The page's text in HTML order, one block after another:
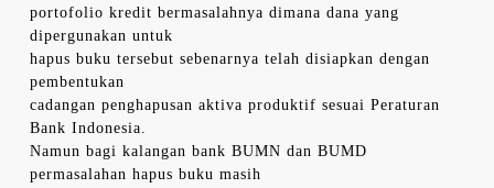
portofolio kredit bermasalahnya dimana dana yang
dipergunakan untuk
hapus buku tersebut sebenarnya telah disiapkan dengan
pembentukan
cadangan penghapusan aktiva produktif sesuai Peraturan
Bank Indonesia.
Namun bagi kalangan bank BUMN dan BUMD
permasalahan hapus buku masih